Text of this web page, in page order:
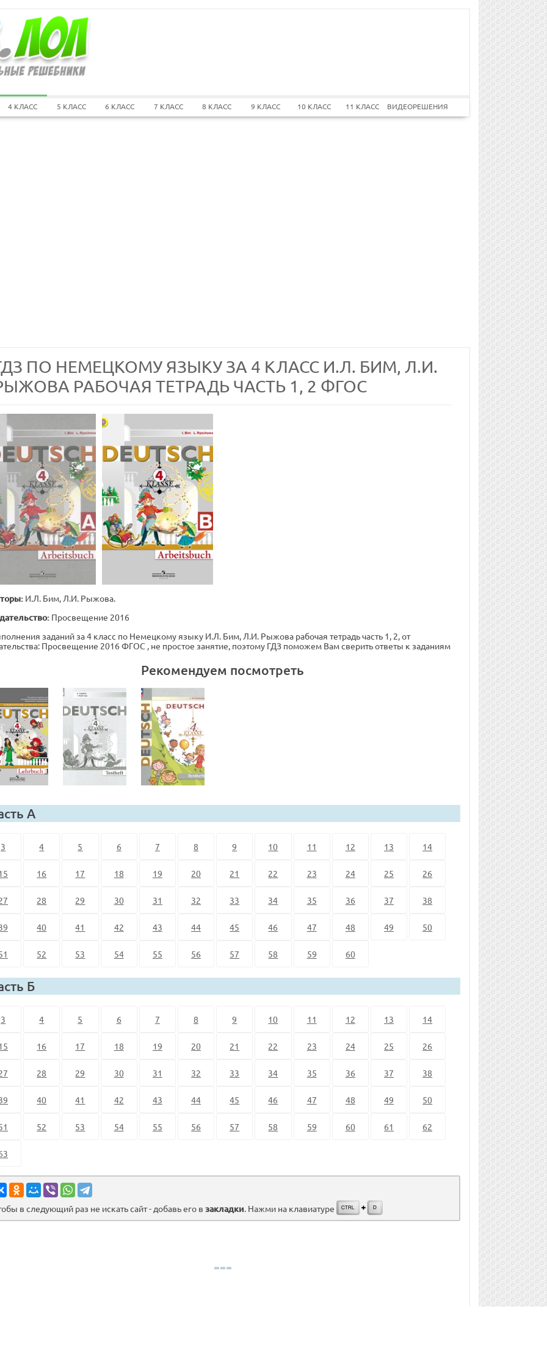
4 КЛАСС 5 КЛАСС 6 КЛАСС 7 КЛАСС 8 КЛАСС 9 КЛАСС 10 КЛАСС 11 КЛАСС ВИДЕОРЕШЕНИЯ
ПО НЕМЕЦКОМУ ЯЗЫКУ ЗА 4 КЛАСС И.Л. БИМ, Л.И.
РАБОЧАЯ ТЕТРАДЬ ЧАСТЬ 1, 2 ФГОС
И.Л. Бим, Л.И. Рыжова.
Просвещение 2016
заданий за 4 класс по Немецкому языку И.Л. Бим, Л.И. Рыжова рабочая тетрадь часть 1, 2, от
Просвещение 2016 ФГОС , не простое занятие, поэтому ГДЗ поможем Вам сверить ответы к заданиям
Рекомендуем посмотреть
А
3 4 5 6 7 8 9 10 11 12 13 14
16 17 18 19 20 21 22 23 24 25 26
28 29 30 31 32 33 34 35 36 37 38
40 41 42 43 44 45 46 47 48 49 50
52 53 54 55 56 57 58 59 60
Б
3 4 5 6 7 8 9 10 11 12 13 14
16 17 18 19 20 21 22 23 24 25 26
28 29 30 31 32 33 34 35 36 37 38
40 41 42 43 44 45 46 47 48 49 50
52 53 54 55 56 57 58 59 60 61 62
в следующий раз не искать сайт - добавь его в закладки. Нажми на клавиатуре